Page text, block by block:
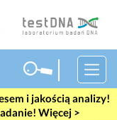
i jakością analizy!
Więcej >